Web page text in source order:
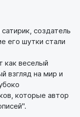
создатель
его шутки стали
как веселый
взгляд на мир и
которые автор